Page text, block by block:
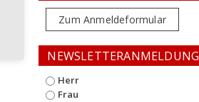
Zum Anmeldeformular
NEWSLETTERANMELDUNG
Herr
Frau